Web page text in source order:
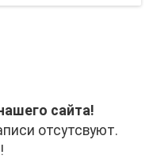
сайта!
отсутсвуют.